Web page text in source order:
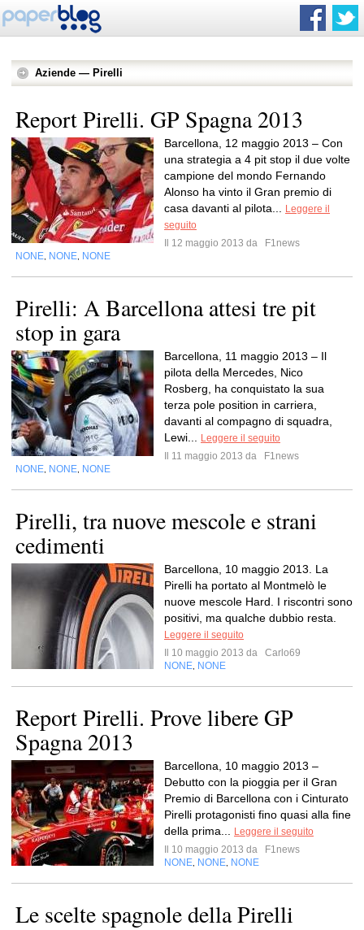
Aziende — Pirelli
Report Pirelli. GP Spagna 2013
Barcellona, 12 maggio 2013 – Con
una strategia a 4 pit stop il due volte
campione del mondo Fernando
Alonso ha vinto il Gran premio di
casa davanti al pilota...
Leggere il
seguito
Il 12 maggio 2013 da
F1news
NONE NONE NONE
Pirelli: A Barcellona attesi tre pit
stop in gara
Barcellona, 11 maggio 2013 – Il
pilota della Mercedes, Nico
Rosberg, ha conquistato la sua
terza pole position in carriera,
davanti al compagno di squadra,
Lewi...
Leggere il seguito
Il 11 maggio 2013 da
F1news
NONE NONE NONE
Pirelli, tra nuove mescole e strani
cedimenti
Barcellona, 10 maggio 2013. La
Pirelli ha portato al Montmelò le
nuove mescole Hard. I riscontri sono
positivi, ma qualche dubbio resta.
Leggere il seguito
Il 10 maggio 2013 da
Carlo69
NONE NONE
Report Pirelli. Prove libere GP
Spagna 2013
Barcellona, 10 maggio 2013 –
Debutto con la pioggia per il Gran
Premio di Barcellona con i Cinturato
Pirelli protagonisti fino quasi alla fine
della prima...
Leggere il seguito
Il 10 maggio 2013 da
F1news
NONE NONE NONE
Le scelte spagnole della Pirelli